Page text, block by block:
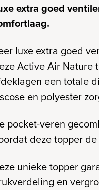
extra goed
luxe extra goed
Active Air
een totale
en polyester
pocket-veren
deze topper
unieke topper
en